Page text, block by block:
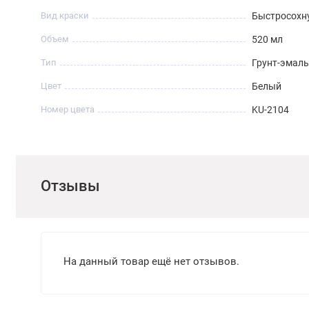
Вид краски
Объем 520 мл
Тип Грунт-эмаль
Цвет Белый
Номер цвета KU-2104
Отзывы
На данный товар ещё нет отзывов.